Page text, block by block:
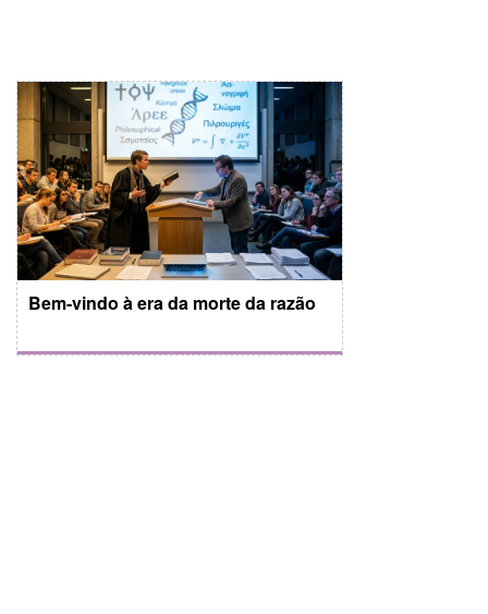
Bem-vindo à era da morte da razão